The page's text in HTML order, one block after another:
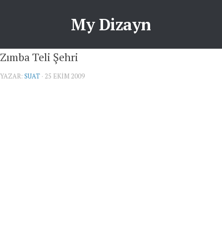
My Dizayn
Zımba Teli Şehri
YAZAR: SUAT · 25 EKIM 2009